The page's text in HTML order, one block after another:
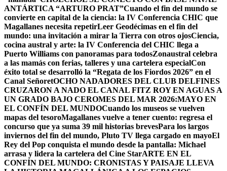
ANTÁRTICA “ARTURO PRAT”Cuando el fin del mundo se
convierte en capital de la ciencia: la IV Conferencia CHIC que
Magallanes necesita repetirLeer Geodécimas en el fin del
mundo: una invitación a mirar la Tierra con otros ojosCiencia,
cocina austral y arte: la IV Conferencia del CHIC llega a
Puerto Williams con panoramas para todosZonaustral celebra
a las mamás con ferias, talleres y una cartelera especialCon
éxito total se desarrolló la “Regata de los Fiordos 2026” en el
Canal SeñoretOCHO NADADORES DEL CLUB DELFINES
CRUZARON A NADO EL CANAL FITZ ROY EN AGUAS A
UN GRADO BAJO CEROMES DEL MAR 2026:MAYO EN
EL CONFÍN DEL MUNDOCuando los museos se vuelven
mapas del tesoroMagallanes vuelve a tener cuento: regresa el
concurso que ya suma 39 mil historias brevesPara los largos
inviernos del fin del mundo, Pluto TV llega cargado en mayoEl
Rey del Pop conquista el mundo desde la pantalla: Michael
arrasa y lidera la cartelera del Cine StarARTE EN EL
CONFÍN DEL MUNDO: CRONISTAS Y PAISAJE LLEVA